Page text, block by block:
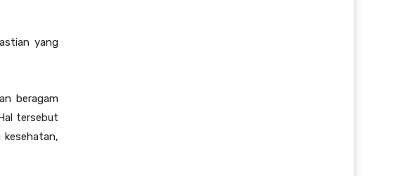
yang
beragam
tersebut
kesehatan,